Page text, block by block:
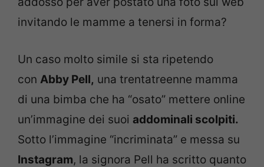
invitando le mamme a tenersi in forma?
Un caso molto simile si sta ripetendo
con Abby Pell, una trentatreenne mamma
di una bimba che ha “osato” mettere online
un’immagine dei suoi addominali scolpiti.
Sotto l’immagine “incriminata” e messa su
Instagram, la signora Pell ha scritto quanto